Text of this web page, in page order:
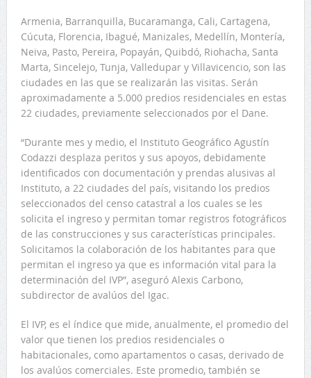
Armenia, Barranquilla, Bucaramanga, Cali, Cartagena,
Cúcuta, Florencia, Ibagué, Manizales, Medellín, Montería,
Neiva, Pasto, Pereira, Popayán, Quibdó, Riohacha, Santa
Marta, Sincelejo, Tunja, Valledupar y Villavicencio, son las
ciudades en las que se realizarán las visitas. Serán
aproximadamente a 5.000 predios residenciales en estas
22 ciudades, previamente seleccionados por el Dane.
“Durante mes y medio, el Instituto Geográfico Agustín
Codazzi desplaza peritos y sus apoyos, debidamente
identificados con documentación y prendas alusivas al
Instituto, a 22 ciudades del país, visitando los predios
seleccionados del censo catastral a los cuales se les
solicita el ingreso y permitan tomar registros fotográficos
de las construcciones y sus características principales.
Solicitamos la colaboración de los habitantes para que
permitan el ingreso ya que es información vital para la
determinación del IVP”, aseguró Alexis Carbono,
subdirector de avalúos del Igac.
El IVP, es el índice que mide, anualmente, el promedio del
valor que tienen los predios residenciales o
habitacionales, como apartamentos o casas, derivado de
los avalúos comerciales. Este promedio, también se